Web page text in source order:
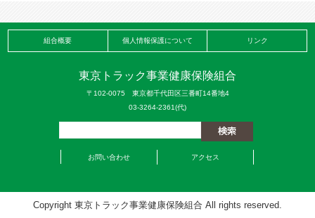
組合概要 個人情報保護について リンク
東京トラック事業健康保険組合
〒102-0075 東京都千代田区三番町14番地4
03-3264-2361(代)
お問い合わせ アクセス
Copyright 東京トラック事業健康保険組合 All rights reserved.